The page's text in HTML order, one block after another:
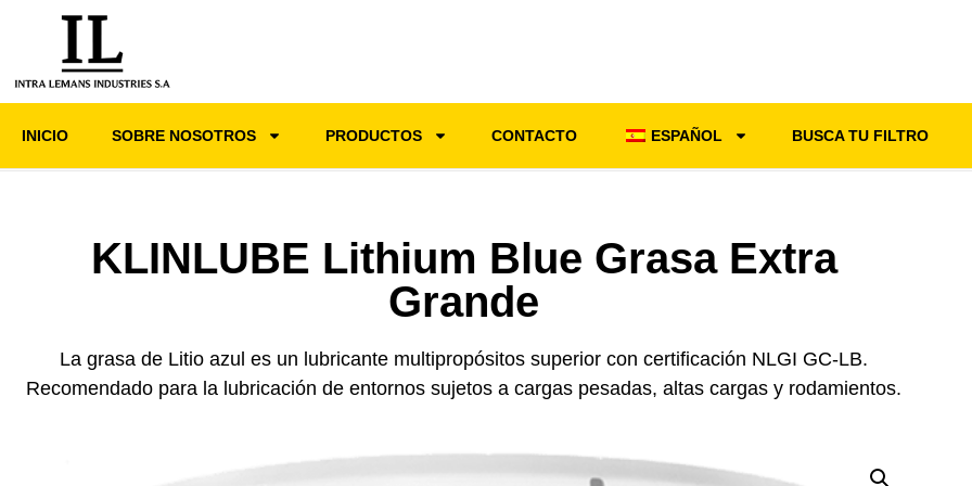
INICIO SOBRE NOSOTROS PRODUCTOS CONTACTO ESPAÑOL BUSCA TU FILTRO
KLINLUBE Lithium Blue Grasa Extra
Grande
La grasa de Litio azul es un lubricante multipropósitos superior con certificación NLGI GC-LB.
Recomendado para la lubricación de entornos sujetos a cargas pesadas, altas cargas y rodamientos.